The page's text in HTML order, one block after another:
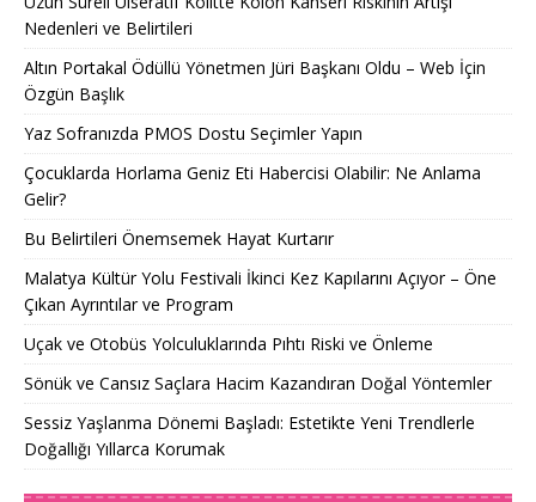
Nedenleri ve Belirtileri
Altın Portakal Ödüllü Yönetmen Jüri Başkanı Oldu – Web İçin
Özgün Başlık
Yaz Sofranızda PMOS Dostu Seçimler Yapın
Çocuklarda Horlama Geniz Eti Habercisi Olabilir: Ne Anlama
Gelir?
Bu Belirtileri Önemsemek Hayat Kurtarır
Malatya Kültür Yolu Festivali İkinci Kez Kapılarını Açıyor – Öne
Çıkan Ayrıntılar ve Program
Uçak ve Otobüs Yolculuklarında Pıhtı Riski ve Önleme
Sönük ve Cansız Saçlara Hacim Kazandıran Doğal Yöntemler
Sessiz Yaşlanma Dönemi Başladı: Estetikte Yeni Trendlerle
Doğallığı Yıllarca Korumak